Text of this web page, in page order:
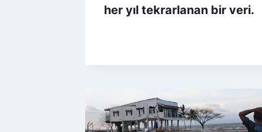
her yıl tekrarlanan bir veri.